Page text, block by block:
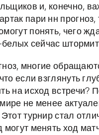
и, конечно,
пари нн прогноз,
понять, чего
сейчас
многие
если взглянуть
на исход встречи?
не менее
турнир стал
менять ход